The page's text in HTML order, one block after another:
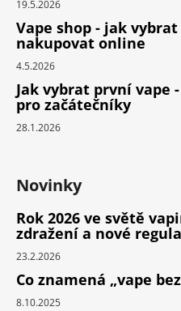
19.5.2026
Vape shop - jak
nakupovat online
4.5.2026
Jak vybrat první vape
pro začátečníky
28.1.2026
Novinky
Rok 2026 ve světě
zdražení a nové
23.2.2026
Co znamená „vape
8.10.2025